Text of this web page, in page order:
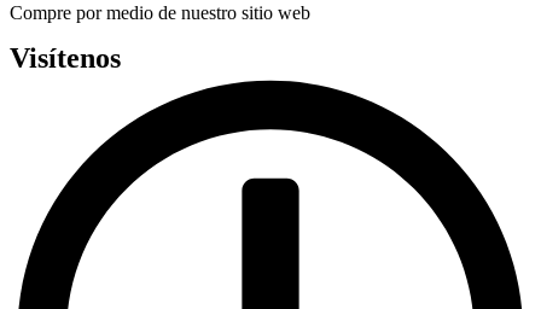
Compre por medio de nuestro sitio web
Visítenos